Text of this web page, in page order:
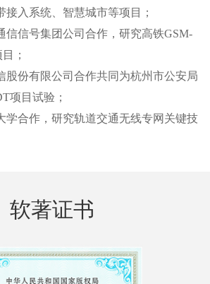
接入系统、智慧城市等项目；
信信号集团公司合作，研究高铁GSM-
；
股份有限公司合作共同为杭州市公安局
项目试验；
学合作，研究轨道交通无线专网关键技
软著证书